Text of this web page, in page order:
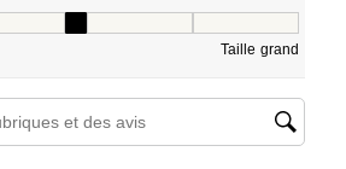
Taille grand
de sujet et d'avis